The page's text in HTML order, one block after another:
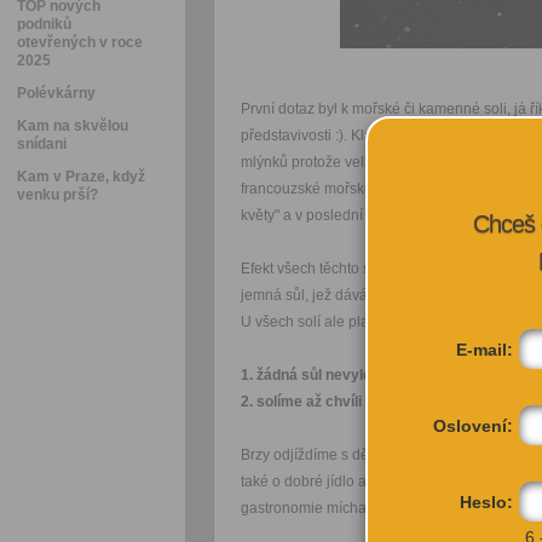
TOP nových
podniků
otevřených v roce
2025
Polévkárny
Kam na skvělou
snídani
Kam v Praze, když
venku prší?
První dotaz byl k mořské či kamenné soli, já
představivosti :). Klasické italské "sale
mlýnků protože velké krystaly by už vadily
francouzské mořské z Camargue
květy" a v poslední době čím dál v
Efekt všech těchto solí je především že
jemná sůl, jež dává průměrnou slanost v
U všech solí ale platí však dvě hlavní zásady:
1. žádná sůl nevylepší špatné či přesušené
2. solíme až chvíli poté co již ugrilovaný
Brzy odjíždíme s dětmi na dovolenou na
také o dobré jídlo a víno postaráno (jablka,
gastronomie míchaná s tou tradiční italskou
Chceš
E-mail:
Oslovení:
Heslo:
6